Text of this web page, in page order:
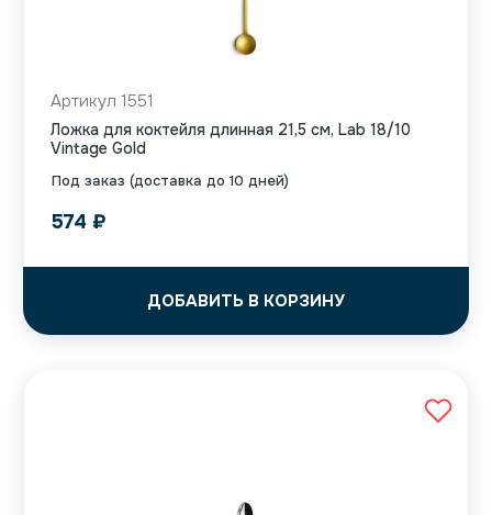
Под заказ (доставка до 10 дней)
Артикул 1551
Ложка для коктейля длинная 21,5 см, Lab 18/10
Vintage Gold
574 ₽
ДОБАВИТЬ В КОРЗИНУ